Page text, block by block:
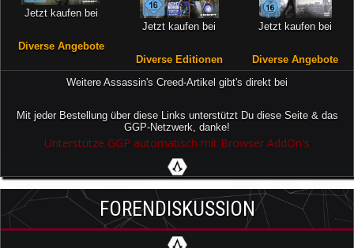
Jetzt kaufen bei
Diverse Angebote
Jetzt kaufen bei
Diverse Editionen
Jetzt kaufen bei
Diverse Angebote
Weitere Assassin's Creed-Artikel gibt's direkt bei
Mit jeder Bestellung über diese Links unterstützt Du diese Seite & das
GGP-Netzwerk, danke!
Unterstütze GGP automatisch mit Browser AddOn's
FORENDISKUSSION